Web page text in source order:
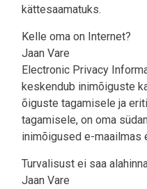
kättesaamatuks.
Kelle oma on Internet?
Jaan Vare
Electronic Privacy
keskendub inimõiguste
õiguste tagamisele ja
tagamisele, on oma
inimõigused e-maailmas
Turvalisust ei saa
Jaan Vare